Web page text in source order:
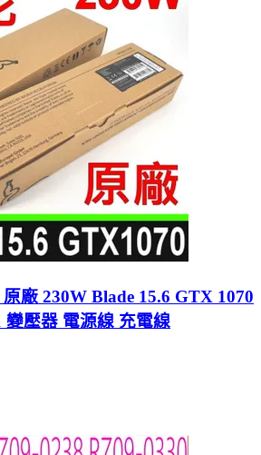
廠 230W Blade 15.6 GTX 1070
變壓器 電源線 充電線